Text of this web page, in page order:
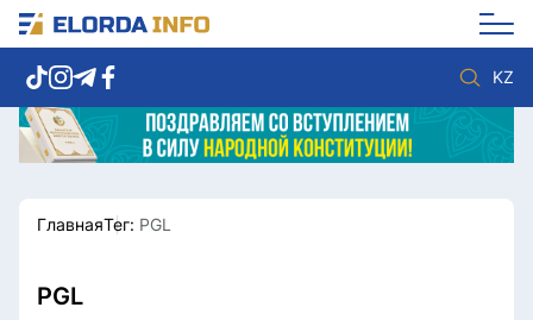
KZ
Новости столицы
Спорт
ГлавнаяТег: PGL
PGL